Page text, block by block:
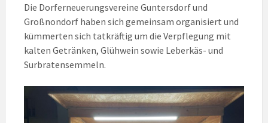
Die Dorferneuerungsvereine Guntersdorf und
Großnondorf haben sich gemeinsam organisiert und
kümmerten sich tatkräftig um die Verpflegung mit
kalten Getränken, Glühwein sowie Leberkäs- und
Surbratensemmeln.